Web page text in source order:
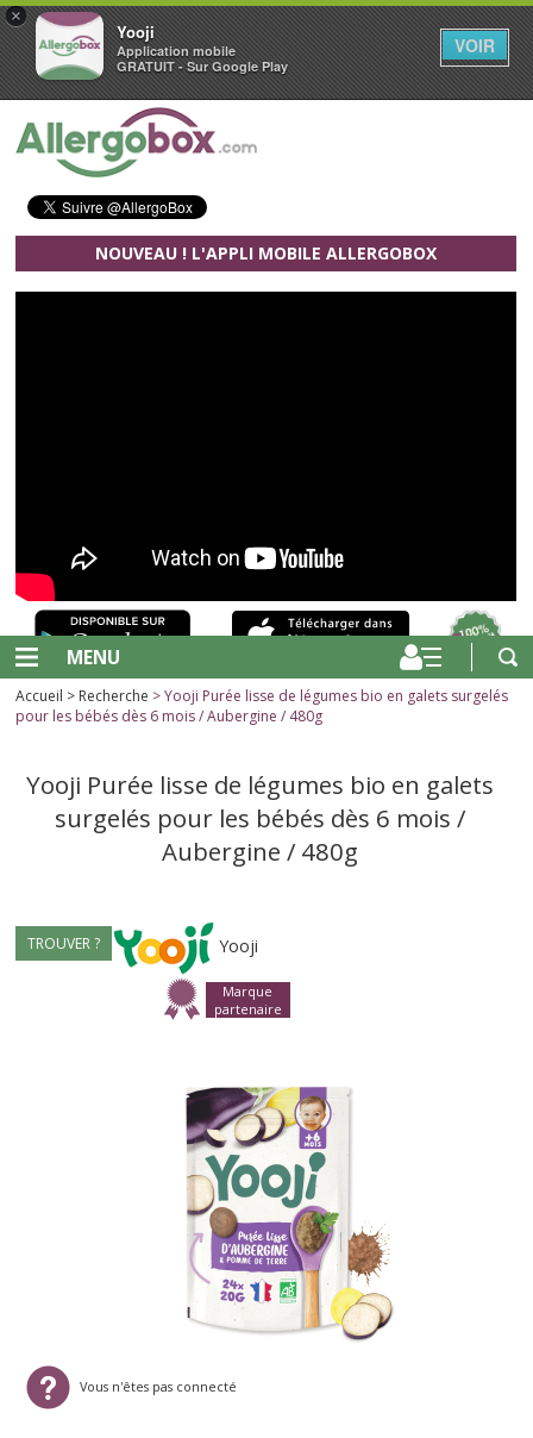
×
Yooji
Application mobile
GRATUIT - Sur Google Play
VOIR
Aller au contenu principal
NOUVEAU ! L'APPLI MOBILE ALLERGOBOX
MENU
Accueil > Recherche > Yooji Purée lisse de légumes bio en galets surgelés
pour les bébés dès 6 mois / Aubergine / 480g
Yooji Purée lisse de légumes bio en galets
surgelés pour les bébés dès 6 mois /
Aubergine / 480g
TROUVER ? Yooji
Marque
partenaire
Vous n'êtes pas connecté